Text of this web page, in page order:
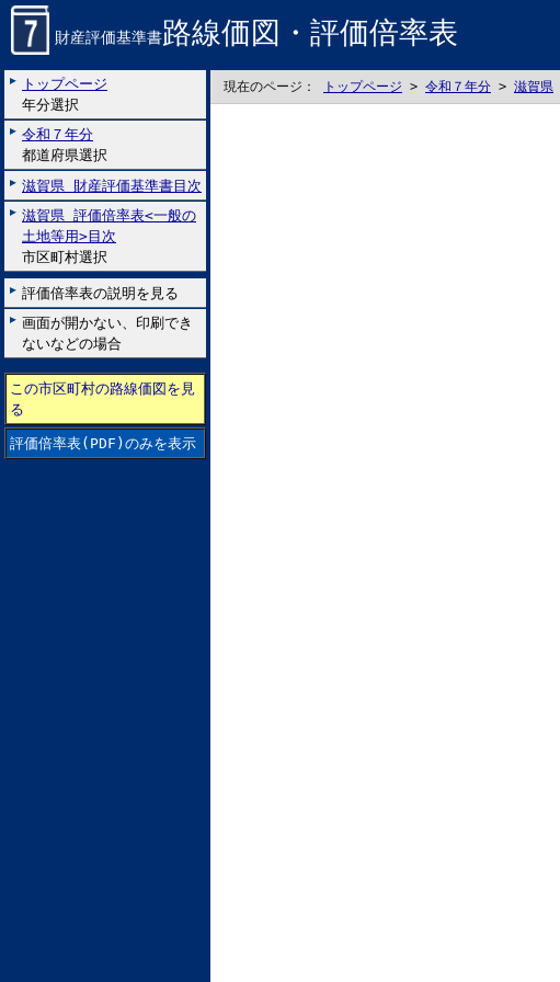
財産評価基準書路線価図・評価倍率表
トップページ
年分選択
令和７年分
都道府県選択
滋賀県 財産評価基準書目次
滋賀県 評価倍率表<一般の
土地等用>目次
市区町村選択
評価倍率表の説明を見る
画面が開かない、印刷でき
ないなどの場合
この市区町村の路線価図を見
る
評価倍率表(PDF)のみを表示
現在のページ： トップページ > 令和７年分 > 滋賀県